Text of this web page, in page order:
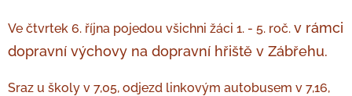
Ve čtvrtek 6. října pojedou všichni žáci 1. - 5. roč. v rámci
dopravní výchovy na dopravní hřiště v Zábřehu.
Sraz u školy v 7,05, odjezd linkovým autobusem v 7,16,